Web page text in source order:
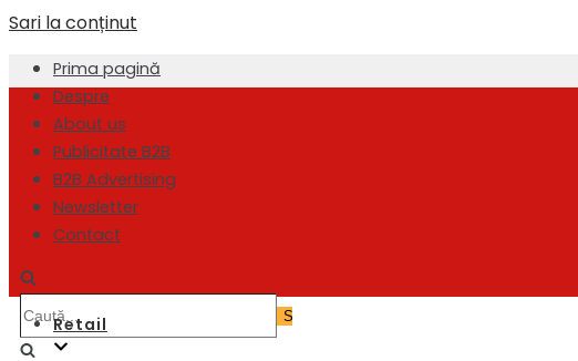
Sari la conținut
Prima pagină
Despre
About us
Publicitate B2B
B2B Advertising
Newsletter
Contact
Retail